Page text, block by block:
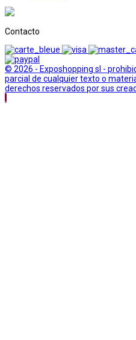
Contacto
© 2026 - Exposhopping sl -
parcial de cualquier texto o
derechos reservados por sus